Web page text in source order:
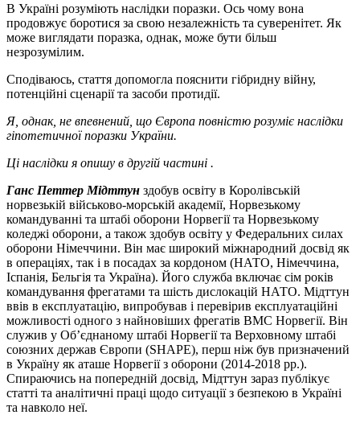
В Україні розуміють наслідки поразки. Ось чому вона
продовжує боротися за свою незалежність та суверенітет. Як
може виглядати поразка, однак, може бути більш
незрозумілим.
Сподіваюсь, стаття допомогла пояснити гібридну війну,
потенційні сценарії та засоби протидії.
Я, однак, не впевнений, що Європа повністю розуміє наслідки
гіпотетичної поразки України.
Ці наслідки я опишу в другій частині .
Ганс Петтер Мідттун здобув освіту в Королівській
норвезькій військово-морській академії, Норвезькому
командуванні та штабі оборони Норвегії та Норвезькому
коледжі оборони, а також здобув освіту у Федеральних силах
оборони Німеччини. Він має широкий міжнародний досвід як
в операціях, так і в посадах за кордоном (НАТО, Німеччина,
Іспанія, Бельгія та Україна). Його служба включає сім років
командування фрегатами та шість дислокацій НАТО. Мідттун
ввів в експлуатацію, випробував і перевірив експлуатаційні
можливості одного з найновіших фрегатів ВМС Норвегії. Він
служив у Об’єднаному штабі Норвегії та Верховному штабі
союзних держав Європи (SHAPE), перш ніж був призначений
в Україну як аташе Норвегії з оборони (2014-2018 рр.).
Спираючись на попередній досвід, Мідттун зараз публікує
статті та аналітичні праці щодо ситуації з безпекою в Україні
та навколо неї.